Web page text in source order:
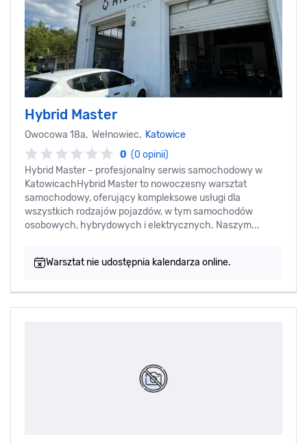
Hybrid Master
Owocowa 18a, Wełnowiec, Katowice
0 (0 opinii)
Hybrid Master – profesjonalny serwis samochodowy w
KatowicachHybrid Master to nowoczesny warsztat
samochodowy, oferujący kompleksowe usługi dla
wszystkich rodzajów pojazdów, w tym samochodów
osobowych, hybrydowych i elektrycznych. Naszym...
Warsztat nie udostępnia kalendarza online.